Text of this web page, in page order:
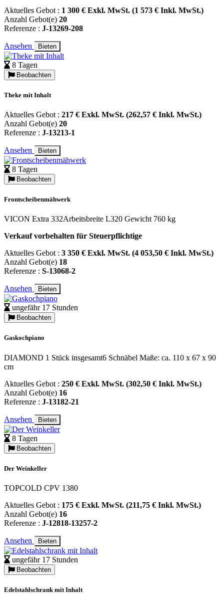
Aktuelles Gebot : 1 300 € Exkl. MwSt. (1 573 € Inkl. MwSt.)
Anzahl Gebot(e) 20
Referenze : J-13269-208
Ansehen Bieten
8 Tagen
Beobachten
Theke mit Inhalt
Aktuelles Gebot : 217 € Exkl. MwSt. (262,57 € Inkl. MwSt.)
Anzahl Gebot(e) 20
Referenze : J-13213-1
Ansehen Bieten
8 Tagen
Beobachten
Frontscheibenmähwerk
VICON Extra 332Arbeitsbreite L320 Gewicht 760 kg
Verkauf vorbehalten für Steuerpflichtige
Aktuelles Gebot : 3 350 € Exkl. MwSt. (4 053,50 € Inkl. MwSt.)
Anzahl Gebot(e) 18
Referenze : S-13068-2
Ansehen Bieten
ungefähr 17 Stunden
Beobachten
Gaskochpiano
DIAMOND 1 Stück insgesamt6 Schnäbel Maße: ca. 110 x 67 x 90
cm
Aktuelles Gebot : 250 € Exkl. MwSt. (302,50 € Inkl. MwSt.)
Anzahl Gebot(e) 16
Referenze : J-13182-21
Ansehen Bieten
8 Tagen
Beobachten
Der Weinkeller
TOPCOLD CPV 1380
Aktuelles Gebot : 175 € Exkl. MwSt. (211,75 € Inkl. MwSt.)
Anzahl Gebot(e) 16
Referenze : J-12818-13257-2
Ansehen Bieten
ungefähr 17 Stunden
Beobachten
Edelstahlschrank mit Inhalt